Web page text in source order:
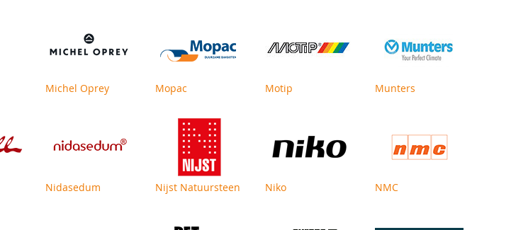
Michel Oprey Mopac Motip Munters
Nidasedum Nijst Natuursteen Niko NMC